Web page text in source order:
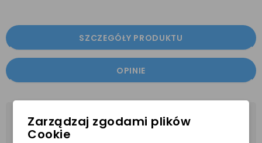
SZCZEGÓŁY PRODUKTU
OPINIE
Zarządzaj zgodami plików
Cookie